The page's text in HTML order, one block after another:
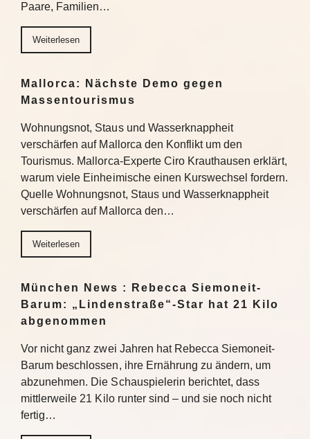
Paare, Familien…
Weiterlesen
Mallorca: Nächste Demo gegen
Massentourismus
Wohnungsnot, Staus und Wasserknappheit
verschärfen auf Mallorca den Konflikt um den
Tourismus. Mallorca-Experte Ciro Krauthausen erklärt,
warum viele Einheimische einen Kurswechsel fordern.
Quelle Wohnungsnot, Staus und Wasserknappheit
verschärfen auf Mallorca den…
Weiterlesen
München News : Rebecca Siemoneit-
Barum: „Lindenstraße“-Star hat 21 Kilo
abgenommen
Vor nicht ganz zwei Jahren hat Rebecca Siemoneit-
Barum beschlossen, ihre Ernährung zu ändern, um
abzunehmen. Die Schauspielerin berichtet, dass
mittlerweile 21 Kilo runter sind – und sie noch nicht
fertig…